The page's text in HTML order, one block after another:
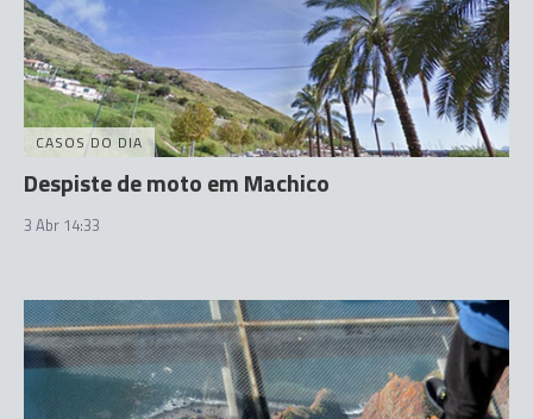
CASOS DO DIA
Despiste de moto em Machico
3 Abr 14:33